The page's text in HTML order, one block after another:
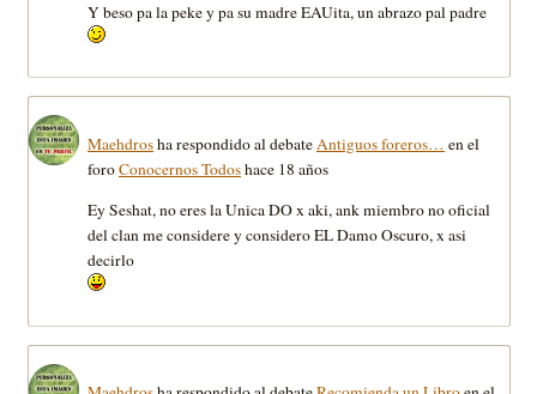
Y beso pa la peke y pa su madre EAUita, un abrazo pal padre
Maehdrosha respondido al debateAntiguos foreros… en el
foroConocernos Todoshace 18 años
Ey Seshat, no eres la Unica DO x aki, ank miembro no oficial
del clan me considere y considero EL Damo Oscuro, x asi
decirlo